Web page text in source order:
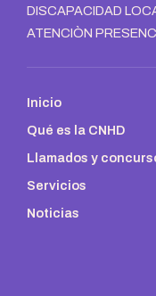
DISCAPACIDAD
ATENCIÒN
Inicio
Qué es la CNHD
Llamados y
Servicios
Noticias